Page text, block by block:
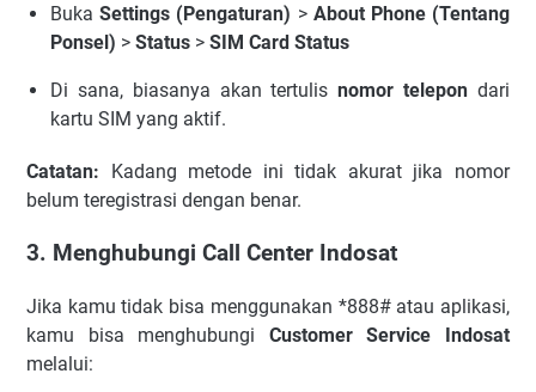
BukaSettings (Pengaturan) > About Phone (Tentang
Ponsel) > Status > SIM Card Status
Di sana, biasanya akan tertulisnomor telepon dari
kartu SIM yang aktif.
Catatan: Kadang metode ini tidak akurat jika nomor
belum teregistrasi dengan benar.
3. Menghubungi Call Center Indosat
Jika kamu tidak bisa menggunakan *888# atau aplikasi,
kamu bisa menghubungi Customer Service Indosat
melalui: